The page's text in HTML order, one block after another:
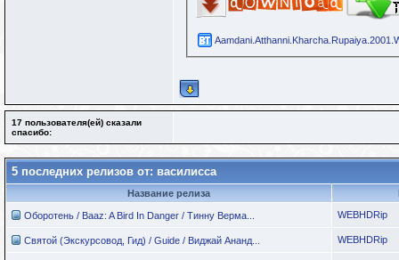
17 пользователя(ей) сказали
cпасибо:
5 последних релизов от: василисса
Название релиза
Оборотень / Baaz: A Bird In Danger / Тинну Верма... WEBHDRip
Святой (Экскурсовод, Гид) / Guide / Виджай Ананд... WEBHDRip